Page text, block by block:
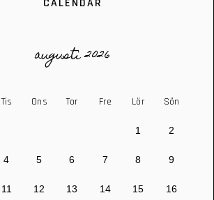
CALENDAR
augusti 2026
Tis Ons Tor Fre Lör Sön
1 2
4 5 6 7 8 9
11 12 13 14 15 16